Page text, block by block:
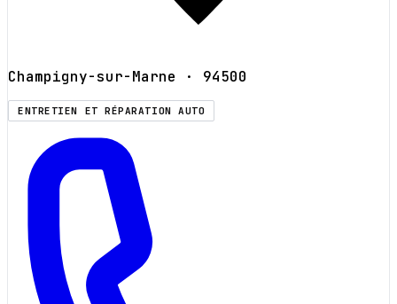
Champigny-sur-Marne · 94500
ENTRETIEN ET RÉPARATION AUTO